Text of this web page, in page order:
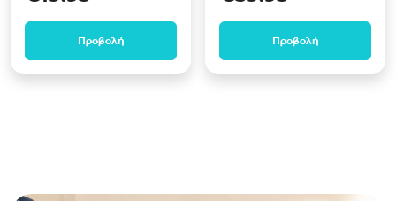
Προβολή Προβολή